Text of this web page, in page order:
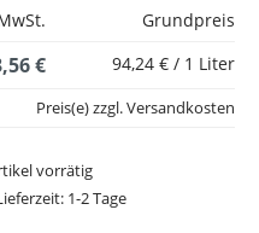
Grundpreis
€ 94,24 € / 1 Liter
vorrätig
1-2 Tage
Preis(e) zzgl. Versandkosten